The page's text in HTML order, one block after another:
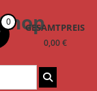
0 GESAMTPREIS
0,00 €